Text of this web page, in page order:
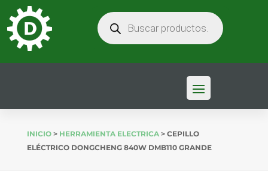
BÚSQUEDA
DE
PRODUCTOS
INICIO> HERRAMIENTA ELECTRICA> CEPILLO
ELÉCTRICO DONGCHENG 840W DMB110 GRANDE